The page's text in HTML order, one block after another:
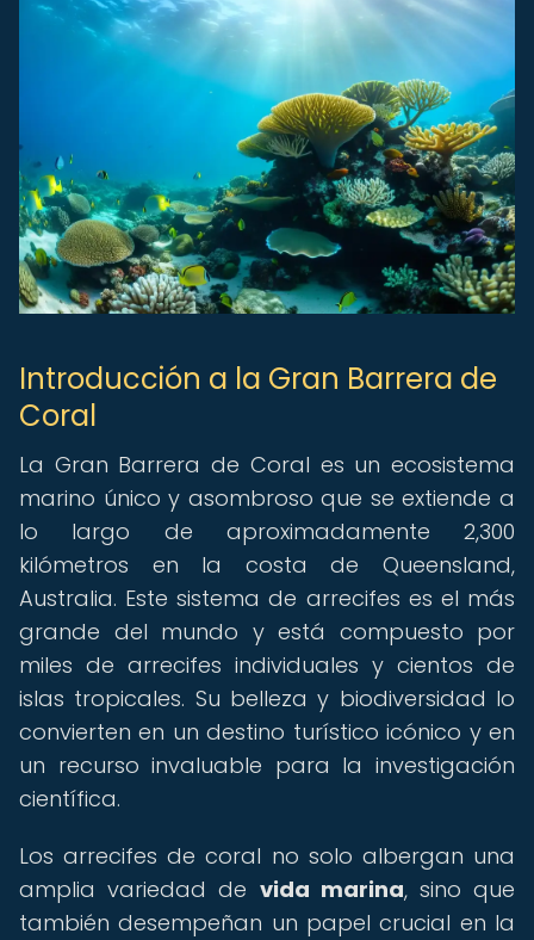
Introducción a la Gran Barrera de
Coral
La Gran Barrera de Coral es un ecosistema
marino único y asombroso que se extiende a
lo largo de aproximadamente 2,300
kilómetros en la costa de Queensland,
Australia. Este sistema de arrecifes es el más
grande del mundo y está compuesto por
miles de arrecifes individuales y cientos de
islas tropicales. Su belleza y biodiversidad lo
convierten en un destino turístico icónico y en
un recurso invaluable para la investigación
científica.
Los arrecifes de coral no solo albergan una
amplia variedad de vida marina, sino que
también desempeñan un papel crucial en la